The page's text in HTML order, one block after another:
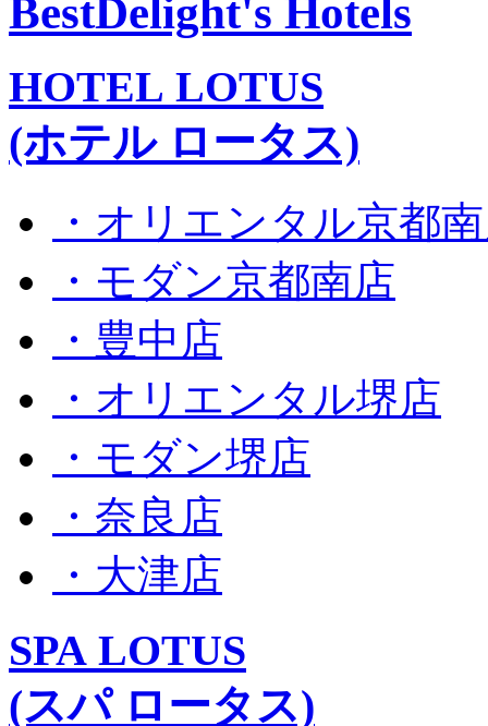
BestDelight's Hotels
HOTEL LOTUS
(ホテル ロータス)
・オリエンタル京都
・モダン京都南店
・豊中店
・オリエンタル堺店
・モダン堺店
・奈良店
・大津店
SPA LOTUS
(スパ ロータス)